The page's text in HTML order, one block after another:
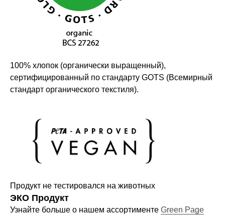
100% хлопок (органически выращенный),
сертифицированный по стандарту GOTS (Всемирный
стандарт органического текстиля).
Продукт не тестировался на животных
ЭКО Продукт
Узнайте больше о нашем ассортименте Green Page
Политика конфиденциальности
Как отличить подделку
Информация
Руководства и инструкции
Гарантия
Возврат